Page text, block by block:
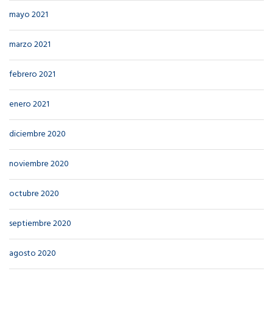
mayo 2021
marzo 2021
febrero 2021
enero 2021
diciembre 2020
noviembre 2020
octubre 2020
septiembre 2020
agosto 2020